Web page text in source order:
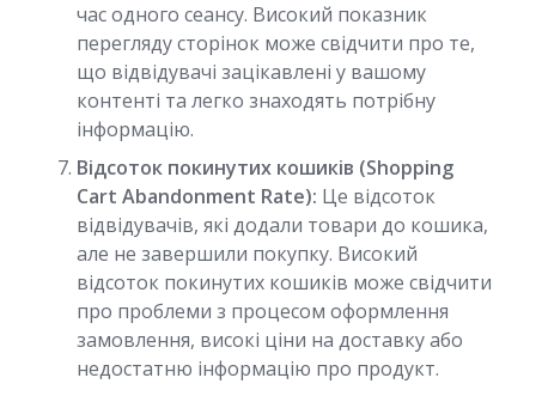
час одного сеансу. Високий показник
перегляду сторінок може свідчити про те,
що відвідувачі зацікавлені у вашому
контенті та легко знаходять потрібну
інформацію.
Відсоток покинутих кошиків (Shopping
Cart Abandonment Rate): Це відсоток
відвідувачів, які додали товари до кошика,
але не завершили покупку. Високий
відсоток покинутих кошиків може свідчити
про проблеми з процесом оформлення
замовлення, високі ціни на доставку або
недостатню інформацію про продукт.